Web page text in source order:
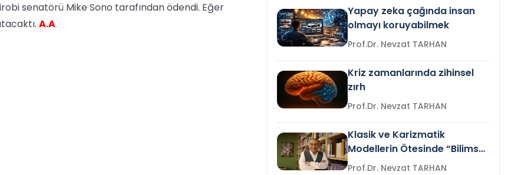
senatörü Mike Sono tarafından ödendi. Eğer
A.A
Yapay zeka çağında insan
olmayı koruyabilmek
Prof.Dr. Nevzat TARHAN
Kriz zamanlarında zihinsel
zırh
Prof.Dr. Nevzat TARHAN
Klasik ve Karizmatik
Modellerin Ötesinde “Bilimsel
Liderlik”
Prof.Dr. Nevzat TARHAN